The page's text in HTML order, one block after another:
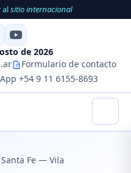
alsitio internacional
de 2026
Formulario de contacto
+54 9 11 6155-8693
Santa Fe — Vila